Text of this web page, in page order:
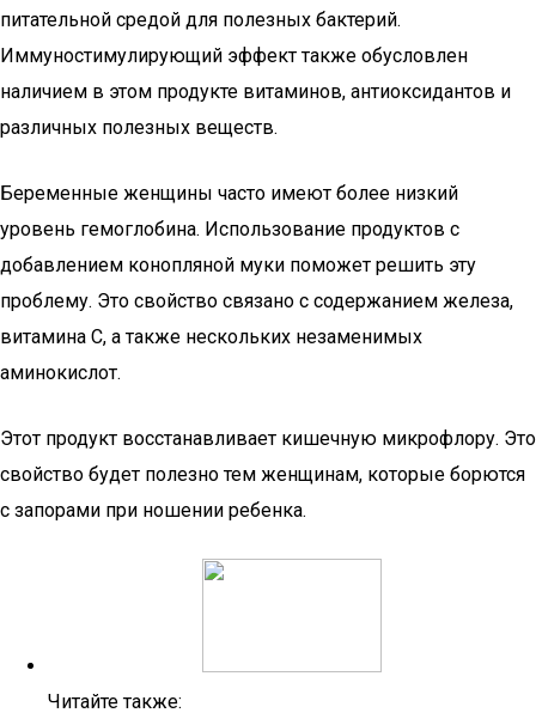
питательной средой для полезных бактерий.
Иммуностимулирующий эффект также обусловлен
наличием в этом продукте витаминов, антиоксидантов и
различных полезных веществ.
Беременные женщины часто имеют более низкий
уровень гемоглобина. Использование продуктов с
добавлением конопляной муки поможет решить эту
проблему. Это свойство связано с содержанием железа,
витамина С, а также нескольких незаменимых
аминокислот.
Этот продукт восстанавливает кишечную микрофлору. Это
свойство будет полезно тем женщинам, которые борются
с запорами при ношении ребенка.
Читайте также: